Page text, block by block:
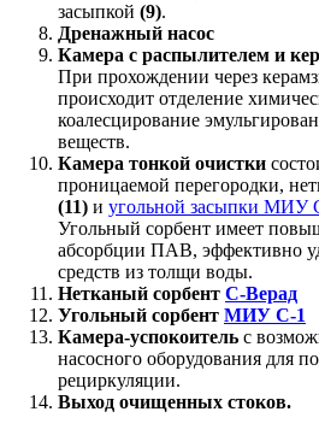
засыпкой (9).
Дренажный насос
Камера с распылителем и
При прохождении через
происходит отделение
коалесцирование
веществ.
Камера тонкой очистки
проницаемой перегородки,
(11) и угольной засыпки МИУ
Угольный сорбент имеет
абсорбции ПАВ, эффективно
средств из толщи воды.
Нетканый сорбент С-Верад
Угольный сорбент МИУ С-1
Камера-успокоитель с
насосного оборудования для
рециркуляции.
Выход очищенных стоков.